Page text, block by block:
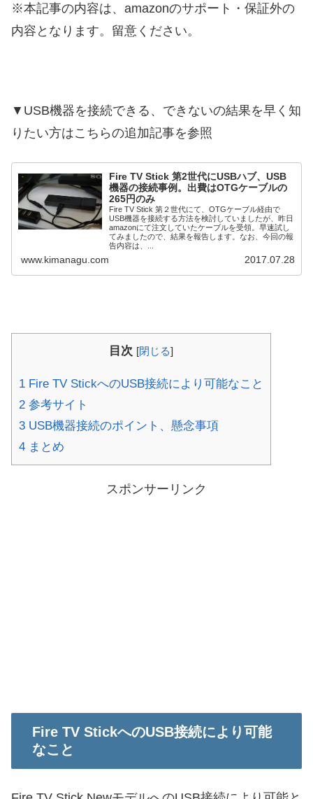
※本記事の内容は、amazonのサポート・保証外の
内容となります。留意ください。
▼USB機器を接続できる、できないの結果を早く知
りたい方はこちらの追加記事を参照
Fire TV Stick 第2世代にUSBハブ、USB
機器の接続事例。出費はOTGケーブルの
265円のみ
Fire TV Stick 第２世代にて、OTGケーブル経由で
USB機器を接続する方法を検討していましたが、昨日
amazonにて注文していたケーブルを受領。早速試し
てみましたので、結果を報告します。なお、今回の報
告内容は、...
www.kimanagu.com 2017.07.28
目次 [閉じる]
1 Fire TV StickへのUSB接続により可能なこと
2 参考サイト
3 USB機器接続のポイント、懸念事項
4 まとめ
スポンサーリンク
Fire TV StickへのUSB接続により可能
なこと